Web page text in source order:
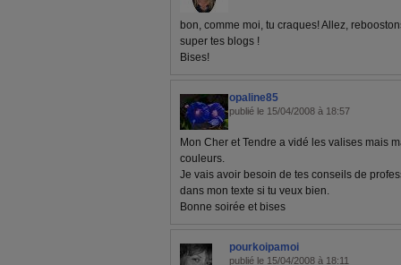
bon, comme moi, tu craques! Allez,
super tes blogs !
Bises!
opaline85
publié le 15/04/2008 à 18:57
Mon Cher et Tendre a vidé les valises mais
couleurs.
Je vais avoir besoin de tes conseils de
dans mon texte si tu veux bien.
Bonne soirée et bises
pourkoipamoi
publié le 15/04/2008 à 18:11